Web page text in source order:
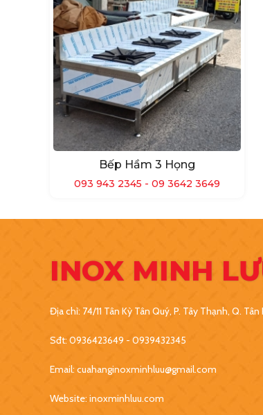
Bếp Hầm 3 Họng
093 943 2345 - 09 3642 3649
INOX MINH
Địa chỉ: 74/11 Tân Kỳ Tân Quý, P. Tây Thạnh, Q. Tân
Sđt: 0936423649 - 0939432345
Email: cuahanginoxminhluu@gmail.com
Website: inoxminhluu.com